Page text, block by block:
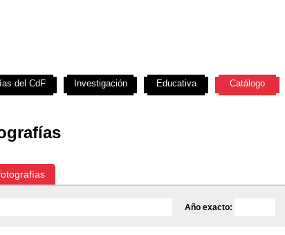
Año exacto:
del CdF Investigación Educativa Catálogo